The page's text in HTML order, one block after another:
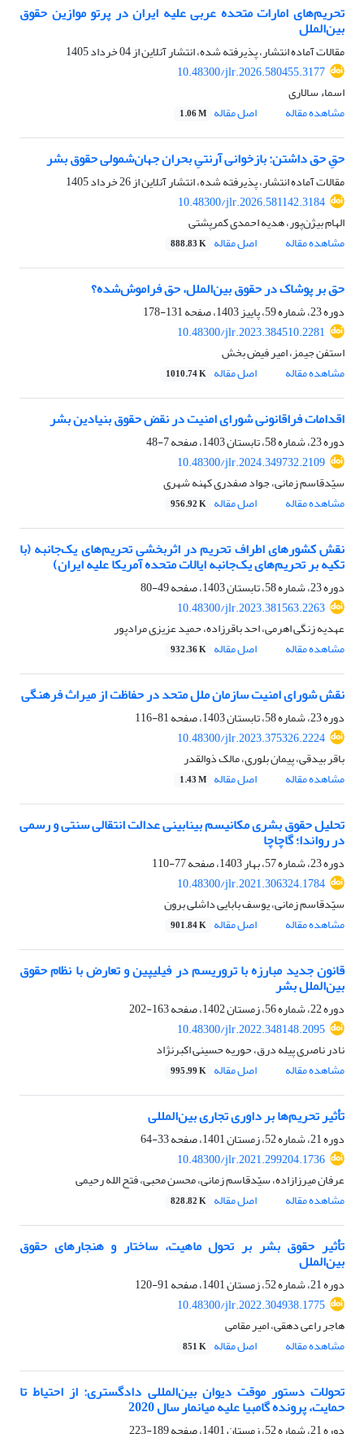
تحریم‌های امارات متحده عربی علیه ایران در پرتو موازین حقوق
بین‌الملل
مقالات آماده انتشار، پذیرفته شده، انتشار آنلاین از04 خرداد 1405
10.48300/jlr.2026.580455.3177
اسماء سالاری
مشاهده مقاله
اصل مقاله 1.06 M
حقِ حق داشتن: بازخوانی آرنتیِ بحران جهان‌شمولی حقوق بشر
مقالات آماده انتشار، پذیرفته شده، انتشار آنلاین از26 خرداد 1405
10.48300/jlr.2026.581142.3184
الهام بیژن‌پور، هدیه احمدی کمرپشتی
مشاهده مقاله
اصل مقاله 888.83 K
حق بر پوشاک در حقوق بین‌‌الملل، حق فراموش‌شده؟
دوره 23، شماره 59، پاییز 1403، صفحه
131-178
10.48300/jlr.2023.384510.2281
استفن جیمز، امیر فیض بخش
مشاهده مقاله
اصل مقاله 1010.74 K
اقدامات فراقانونی شورای امنیت در نقض حقوق بنیادین بشر
دوره 23، شماره 58، تابستان 1403، صفحه
7-48
10.48300/jlr.2024.349732.2109
سیّدقاسم زمانی، جواد صفدری کهنه شهری
مشاهده مقاله
اصل مقاله 956.92 K
نقش کشورهای اطراف تحریم در اثربخشی تحریم‌های یک‌جانبه (با
تکیه بر تحریم‌های یک‌جانبه ایالات متحده آمریکا علیه ایران)
دوره 23، شماره 58، تابستان 1403، صفحه
49-80
10.48300/jlr.2023.381563.2263
عهدیه زنگی اهرمی، احد باقرزاده، حمید عزیزی مرادپور
مشاهده مقاله
اصل مقاله 932.36 K
نقش شورای امنیت سازمان ملل متحد در حفاظت از میراث فرهنگی
دوره 23، شماره 58، تابستان 1403، صفحه
81-116
10.48300/jlr.2023.375326.2224
باقر بیدقی، پیمان بلوری، مالک ذوالقدر
مشاهده مقاله
اصل مقاله 1.43 M
تحلیل حقوق بشری مکانیسم بینابینی عدالت انتقالی سنتی و رسمی
در رواندا؛ گاچاچا
دوره 23، شماره 57، بهار 1403، صفحه
77-110
10.48300/jlr.2021.306324.1784
سیّدقاسم زمانی، یوسف بابایی داشلی برون
مشاهده مقاله
اصل مقاله 901.84 K
قانون جدید مبارزه با تروریسم در فیلیپین و تعارض با نظام حقوق
بین‌الملل بشر
دوره 22، شماره 56، زمستان 1402، صفحه
163-202
10.48300/jlr.2022.348148.2095
نادر ناصری پیله درق، حوریه حسینی اکبرنژاد
مشاهده مقاله
اصل مقاله 995.99 K
تأثیر تحریم‌ها بر داوری‌‌‌ تجاری بین‌المللی
دوره 21، شماره 52، زمستان 1401، صفحه
33-64
10.48300/jlr.2021.299204.1736
عرفان میرزازاده، سیّدقاسم زمانی، محسن محبی، فتح الله رحیمی
مشاهده مقاله
اصل مقاله 828.82 K
تأثیر حقوق بشر بر تحول ماهیت، ساختار و هنجارهای حقوق
بین‌‌الملل
دوره 21، شماره 52، زمستان 1401، صفحه
91-120
10.48300/jlr.2022.304938.1775
هاجر راعی دهقی، امیر مقامی
مشاهده مقاله
اصل مقاله 851 K
تحولات دستور موقت دیوان بین‌المللی دادگستری: از احتیاط تا
حمایت، پرونده گامبیا علیه میانمار سال 2020